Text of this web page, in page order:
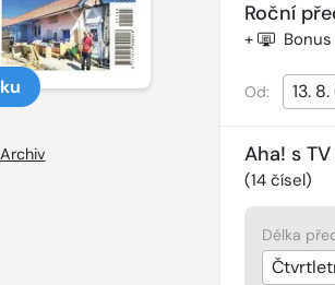
Archiv
Roční
+
Od:
Aha! s
(14čísel)
Délka